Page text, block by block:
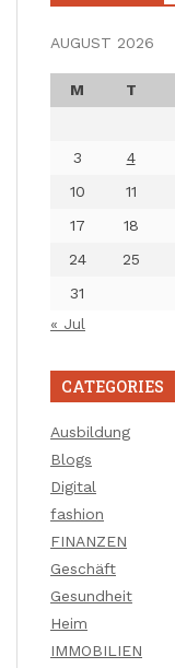
AUGUST 2026
M T
3
4
10
11
17
18
24
25
31
« Jul
CATEGORIES
Ausbildung
Blogs
Digital
fashion
FINANZEN
Geschäft
Gesundheit
Heim
IMMOBILIEN